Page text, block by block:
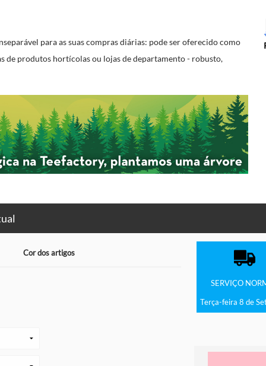
para as suas compras diárias: pode ser oferecido como
de produtos hortícolas ou lojas de departamento - robusto,
Cor dos artigos
SERVIÇO
Terça-feira 8 de